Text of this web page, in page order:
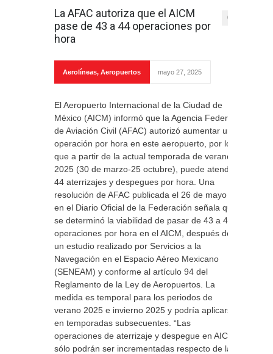
La AFAC autoriza que el AICM
pase de 43 a 44 operaciones por
hora
0
Aerolíneas, Aeropuertos mayo 27, 2025
El Aeropuerto Internacional de la Ciudad de
México (AICM) informó que la Agencia Federal
de Aviación Civil (AFAC) autorizó aumentar una
operación por hora en este aeropuerto, por lo
que a partir de la actual temporada de verano
2025 (30 de marzo-25 octubre), puede atender
44 aterrizajes y despegues por hora. Una
resolución de AFAC publicada el 26 de mayo
en el Diario Oficial de la Federación señala que
se determinó la viabilidad de pasar de 43 a 44
operaciones por hora en el AICM, después de
un estudio realizado por Servicios a la
Navegación en el Espacio Aéreo Mexicano
(SENEAM) y conforme al artículo 94 del
Reglamento de la Ley de Aeropuertos. La
medida es temporal para los periodos de
verano 2025 e invierno 2025 y podría aplicarse
en temporadas subsecuentes. “Las
operaciones de aterrizaje y despegue en AICM
sólo podrán ser incrementadas respecto de las